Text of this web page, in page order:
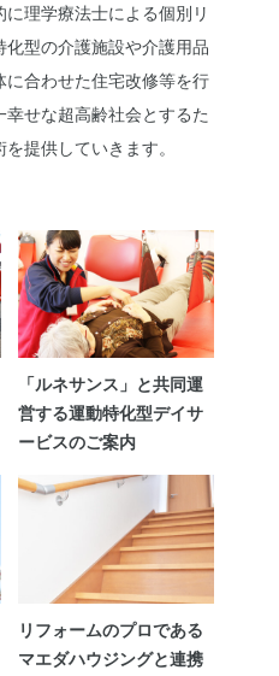
理学療法士による個別リ
型の介護施設や介護用品
合わせた住宅改修等を行
せな超高齢社会とするた
提供していきます。
「ルネサンス」と共同運
営する運動特化型デイサ
ービスのご案内
リフォームのプロである
マエダハウジングと連携